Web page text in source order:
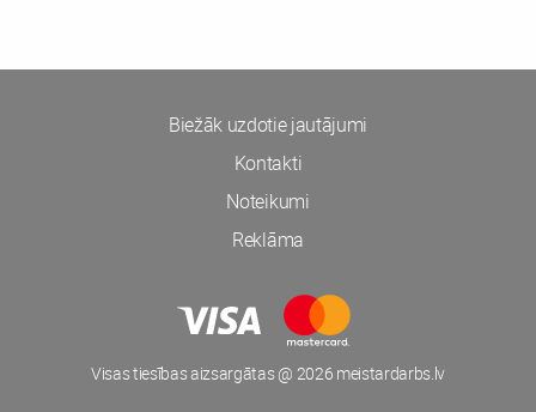
Biežāk uzdotie jautājumi
Kontakti
Noteikumi
Reklāma
Visas tiesības aizsargātas @ 2026 meistardarbs.lv